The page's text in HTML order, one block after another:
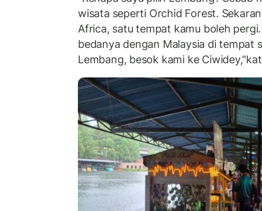
wisata seperti Orchid Forest.
Africa, satu tempat kamu boleh
bedanya dengan Malaysia di tempat
Lembang, besok kami ke